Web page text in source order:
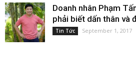
Doanh nhân Phạm
phải biết dấn thân và
Tin Tức September 1, 2017